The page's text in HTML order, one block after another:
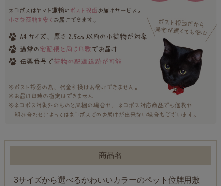
商品名
3サイズから選べるかわいいカラーのペット位牌用敷